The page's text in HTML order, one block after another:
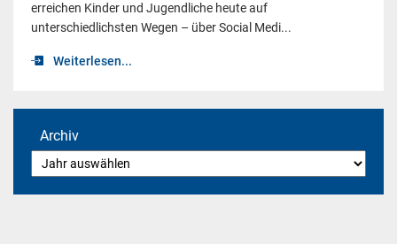
erreichen Kinder und Jugendliche heute auf
unterschiedlichsten Wegen – über Social Medi...
Weiterlesen...
Archiv